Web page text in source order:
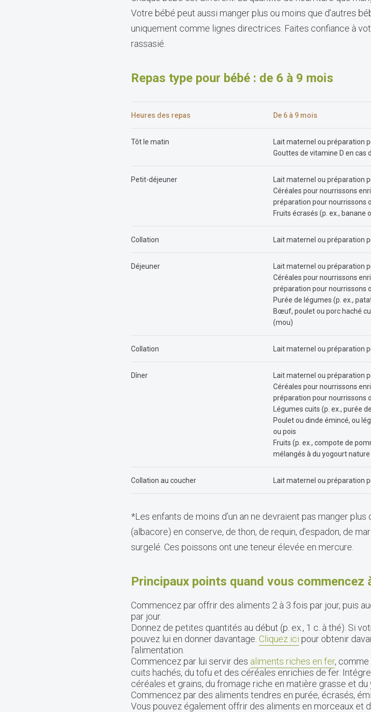
Votre bébé peut aussi manger plus ou moins que d’autres
uniquement comme lignes directrices. Faites confiance à
rassasié.
Repas type pour bébé : de 6 à 9 mois
Heures des repas De 6 à 9 mois
Tôt le matin
Lait maternel ou préparation
Gouttes de vitamine D en cas
Petit-déjeuner
Lait maternel ou préparation
Céréales pour nourrissons
préparation pour nourrissons
Fruits écrasés (p. ex.,
Collation Lait maternel ou préparation
Déjeuner
Lait maternel ou préparation
Céréales pour nourrissons
préparation pour nourrissons
Purée de légumes (p. ex.,
Bœuf, poulet ou porc haché
(mou)
Collation Lait maternel ou préparation
Dîner
Lait maternel ou préparation
Céréales pour nourrissons
préparation pour nourrissons
Légumes cuits (p. ex., purée
Poulet ou dinde émincé, ou
ou pois
Fruits (p. ex., compote de
mélangés à du yogourt
Collation au coucher Lait maternel ou préparation
*Les enfants de moins d’un an ne devraient pas manger
(albacore) en conserve, de thon, de requin, d’espadon, de
surgelé. Ces poissons ont une teneur élevée en mercure.
Principaux points quand vous commencez
Commencez par offrir des aliments 2 à 3 fois par jour, puis
par jour.
Donnez de petites quantités au début (p. ex., 1 c. à thé). Si
pouvez lui en donner davantage. Cliquez ici pour obtenir
l'alimentation.
Commencez par lui servir des aliments riches en fer,
cuits hachés, du tofu et des céréales enrichies de fer.
céréales et grains, du fromage riche en matière grasse et du
Commencez par des aliments tendres en purée, écrasés,
Vous pouvez également offrir des aliments en morceaux et